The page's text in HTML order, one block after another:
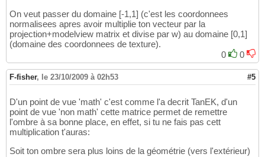
On veut passer du domaine [-1,1] (c'est les coordonnees
normalisees apres avoir multiplie ton vecteur par la
projection+modelview matrix et divise par w) au domaine [0,1]
(domaine des coordonnees de texture).
0
0
F-fisher, le 23/10/2009 à 02h53 #5
D'un point de vue 'math' c'est comme l'a decrit TanEK, d'un
point de vue 'non math' cette matrice permet de remettre
l'ombre à sa bonne place, en effet, si tu ne fais pas cett
multiplication t'auras:
Soit ton ombre sera plus loins de la géométrie (vers l'extérieur)